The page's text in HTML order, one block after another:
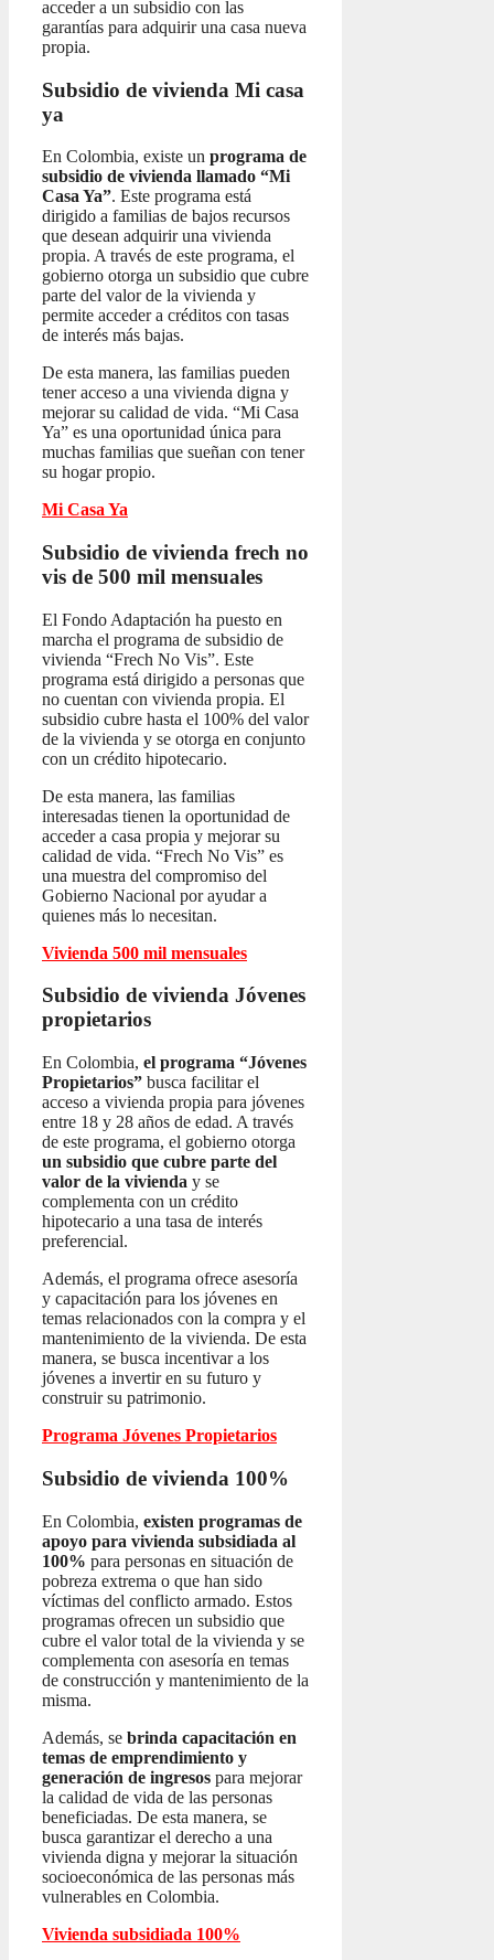
acceder a un subsidio con las
garantías para adquirir una casa nueva
propia.
Subsidio de vivienda Mi casa
ya
En Colombia, existe un programa de
subsidio de vivienda llamado “Mi
Casa Ya”. Este programa está
dirigido a familias de bajos recursos
que desean adquirir una vivienda
propia. A través de este programa, el
gobierno otorga un subsidio que cubre
parte del valor de la vivienda y
permite acceder a créditos con tasas
de interés más bajas.
De esta manera, las familias pueden
tener acceso a una vivienda digna y
mejorar su calidad de vida. “Mi Casa
Ya” es una oportunidad única para
muchas familias que sueñan con tener
su hogar propio.
Mi Casa Ya
Subsidio de vivienda frech no
vis de 500 mil mensuales
El Fondo Adaptación ha puesto en
marcha el programa de subsidio de
vivienda “Frech No Vis”. Este
programa está dirigido a personas que
no cuentan con vivienda propia. El
subsidio cubre hasta el 100% del valor
de la vivienda y se otorga en conjunto
con un crédito hipotecario.
De esta manera, las familias
interesadas tienen la oportunidad de
acceder a casa propia y mejorar su
calidad de vida. “Frech No Vis” es
una muestra del compromiso del
Gobierno Nacional por ayudar a
quienes más lo necesitan.
Vivienda 500 mil mensuales
Subsidio de vivienda Jóvenes
propietarios
En Colombia, el programa “Jóvenes
Propietarios” busca facilitar el
acceso a vivienda propia para jóvenes
entre 18 y 28 años de edad. A través
de este programa, el gobierno otorga
un subsidio que cubre parte del
valor de la vivienda y se
complementa con un crédito
hipotecario a una tasa de interés
preferencial.
Además, el programa ofrece asesoría
y capacitación para los jóvenes en
temas relacionados con la compra y el
mantenimiento de la vivienda. De esta
manera, se busca incentivar a los
jóvenes a invertir en su futuro y
construir su patrimonio.
Programa Jóvenes Propietarios
Subsidio de vivienda 100%
En Colombia, existen programas de
apoyo para vivienda subsidiada al
100% para personas en situación de
pobreza extrema o que han sido
víctimas del conflicto armado. Estos
programas ofrecen un subsidio que
cubre el valor total de la vivienda y se
complementa con asesoría en temas
de construcción y mantenimiento de la
misma.
Además, se brinda capacitación en
temas de emprendimiento y
generación de ingresos para mejorar
la calidad de vida de las personas
beneficiadas. De esta manera, se
busca garantizar el derecho a una
vivienda digna y mejorar la situación
socioeconómica de las personas más
vulnerables en Colombia.
Vivienda subsidiada 100%